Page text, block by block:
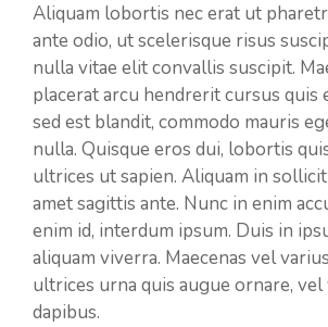
Aliquam lobortis nec erat ut
ante odio, ut scelerisque risus
nulla vitae elit convallis suscipit.
placerat arcu hendrerit cursus quis
sed est blandit, commodo mauris
nulla. Quisque eros dui, lobortis
ultrices ut sapien. Aliquam in
amet sagittis ante. Nunc in enim
enim id, interdum ipsum. Duis in
aliquam viverra. Maecenas vel
ultrices urna quis augue ornare,
dapibus.